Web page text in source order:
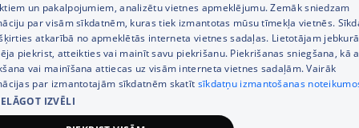
© SIA Tet 2026 -
RUSSIAN
ENGLISH
un pakalpojumiem, analizētu vietnes apmeklējumu. Zemāk sniedzam
par visām sīkdatnēm, kuras tiek izmantotas mūsu tīmekļa vietnēs.
atkarībā no apmeklētās interneta vietnes sadaļas. Lietotājam
piekrist, atteikties vai mainīt savu piekrišanu. Piekrišanas sniegšana, kā
vai mainīšana attiecas uz visām interneta vietnes sadaļām. Vairāk
par izmantotajām sīkdatnēm skatīt sīkdatņu izmantošanas
IZVĒLI